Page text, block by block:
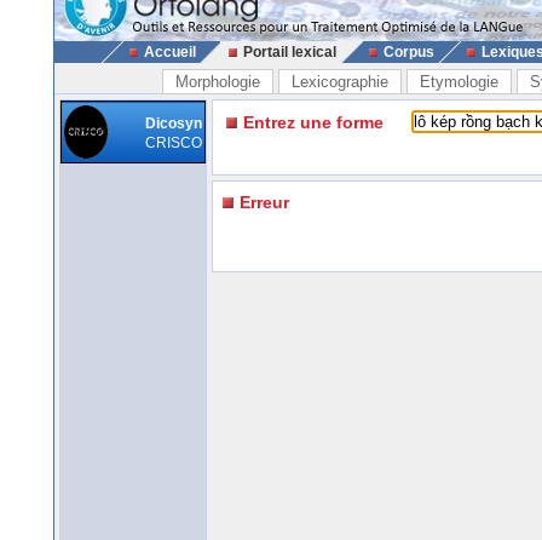
Accueil Portail lexical Corpus
Morphologie Lexicographie Etymologie
Dicosyn
CRISCO
Entrez une forme
Erreur